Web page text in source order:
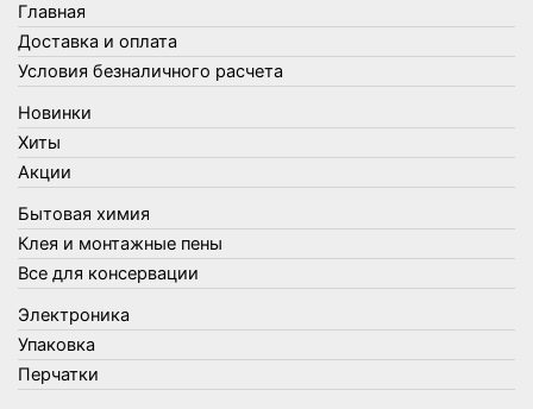
Товары для кухни
Товары для сада и огорода
Товары для туризма и отдыха
Упаковка
Утеплители и прочее
Фонари, лампы и удлинители
Хозяйственные товары
Швабры, стекломои, черенки и насадки
Шнуры, веревки и шпагаты
Электроника
Элементы питания
Главная
Доставка и оплата
Условия безналичного расчета
Новинки
Хиты
Акции
Бытовая химия
Клея и монтажные пены
Все для консервации
Электроника
Упаковка
Перчатки